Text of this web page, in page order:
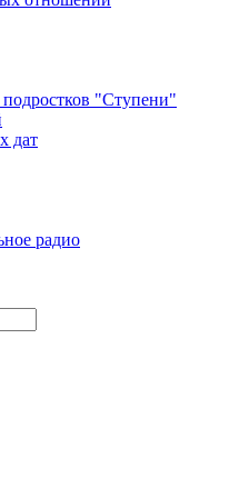
"Ступени"
дат
радио